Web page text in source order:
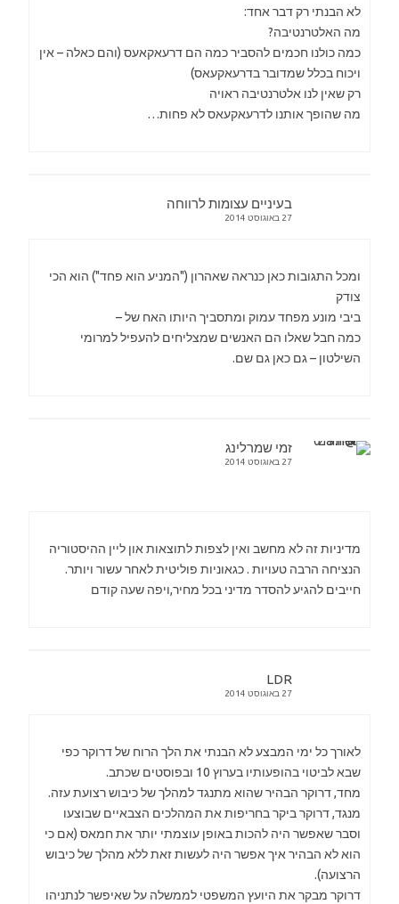
לא הבנתי רק דבר אחד:
מה האלטרנטיבה?
כמה כולנו חכמים להסביר כמה הם דרעאקאעס (והם כאלה – אין
ויכוח בכלל שמדובר בדרעאקעאס)
רק שאין לנו אלטרנטיבה ראויה
מה שהופך אותנו לדרעאקעאס לא פחות…
בעיניים עצומות לרווחה
27 באוגוסט 2014
ומכל התגובות כאן כנראה שאהרון ("המניע הוא פחד") הוא הכי
צודק
ביבי מונע מפחד עמוק ומתסביך היותו האח של –
כמה חבל שאלו הם האנשים שמצליחים להעפיל למרומי
השילטון – גם כאן גם שם.
זמי שמרלינג
27 באוגוסט 2014
מדיניות זה לא מחשב ואין לצפות לתוצאות און ליין ההיסטוריה
הנציחה הרבה טעויות . כגאוניות פוליטית לאחר עשור ויותר.
חייבים להגיע להסדר מדיני בכל מחיר,ויפה שעה קודם
LDR
27 באוגוסט 2014
לאורך כל ימי המבצע לא הבנתי את הלך הרוח של דרוקר כפי
שבא לביטוי בהופעותיו בערוץ 10 ובפוסטים שכתב.
מחד, דרוקר הבהיר שהוא מתנגד למהלך של כיבוש רצועת עזה.
מנגד, דרוקר ביקר בחריפות את המהלכים הצבאיים שבוצעו
וסבר שאפשר היה להכות באופן עוצמתי יותר את חמאס (אם כי
הוא לא הבהיר איך אפשר היה לעשות זאת ללא מהלך של כיבוש
הרצועה).
דרוקר מבקר את היועץ המשפטי לממשלה על שאיפשר לנתניהו